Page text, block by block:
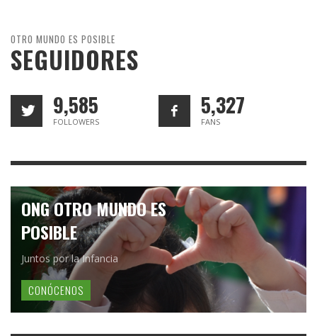
OTRO MUNDO ES POSIBLE
SEGUIDORES
9,585
FOLLOWERS
5,327
FANS
ONG OTRO MUNDO ES
POSIBLE
Juntos por la Infancia
CONÓCENOS